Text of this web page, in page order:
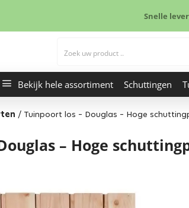
Snelle
Bekijk hele assortiment Schuttingen
/ Tuinpoort los – Douglas – Hoge
– Hoge